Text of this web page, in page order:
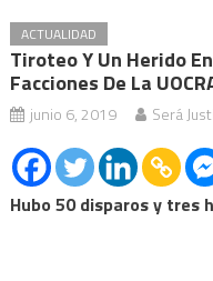
ACTUALIDAD
Tiroteo Y Un Herido
Facciones De La
junio 6, 2019 Será
Hubo 50 disparos y tres